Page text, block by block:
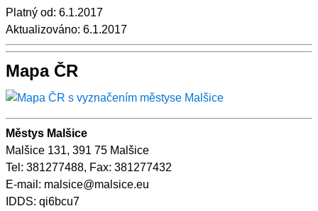
Platný od: 6.1.2017
Aktualizováno: 6.1.2017
Mapa ČR
Městys Malšice
Malšice 131, 391 75 Malšice
Tel: 381277488, Fax: 381277432
E-mail: malsice@malsice.eu
IDDS: qi6bcu7